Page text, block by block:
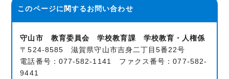
このページに関するお問い合わせ
守山市 教育委員会 学校教育課 学校教育・人権係
〒524-8585 滋賀県守山市吉身二丁目5番22号
電話番号：077-582-1141 ファクス番号：077-582-
9441